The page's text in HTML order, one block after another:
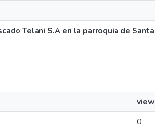
Telani S.A en la parroquia de
0